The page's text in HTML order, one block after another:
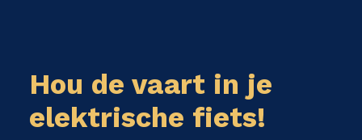
Hou de vaart in je
elektrische fiets!